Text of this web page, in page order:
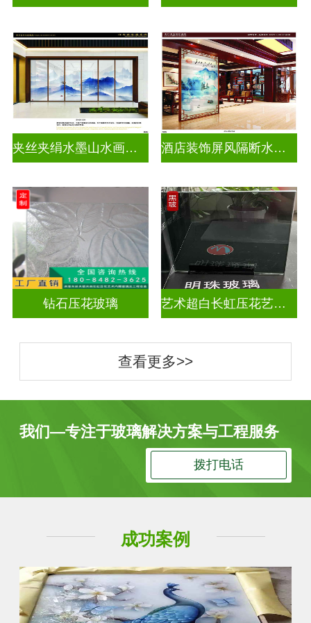
夹丝夹绢水墨山水画玻璃 酒店装饰屏风隔断水墨山水画玻璃
钻石压花玻璃 艺术超白长虹压花艺术玻璃门窗
查看更多>>
我们—专注于玻璃解决方案与工程服务
拨打电话
成功案例